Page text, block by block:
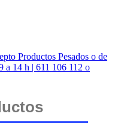
Productos Pesados o de
14 h | 611 106 112 o